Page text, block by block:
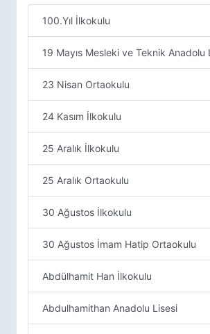
100.Yıl İlkokulu
19 Mayıs Mesleki ve Teknik Anadolu
23 Nisan Ortaokulu
24 Kasım İlkokulu
25 Aralık İlkokulu
25 Aralık Ortaokulu
30 Ağustos İlkokulu
30 Ağustos İmam Hatip Ortaokulu
Abdülhamit Han İlkokulu
Abdulhamithan Anadolu Lisesi